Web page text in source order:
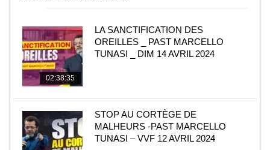
02:38:35
LA SANCTIFICATION DES
OREILLES _ PAST MARCELLO
TUNASI _ DIM 14 AVRIL 2024
STOP AU CORTÈGE DE
MALHEURS -PAST MARCELLO
TUNASI – VVF 12 AVRIL 2024